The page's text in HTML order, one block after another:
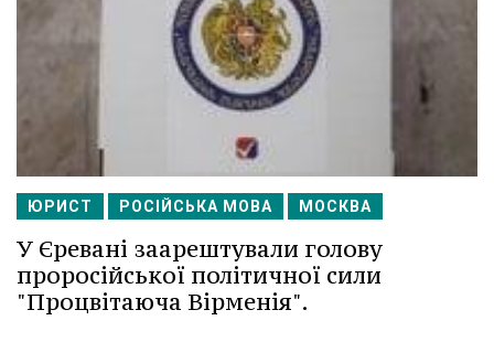
ЮРИСТ РОСІЙСЬКА МОВА МОСКВА
У Єревані заарештували голову
проросійської політичної сили
"Процвітаюча Вірменія".